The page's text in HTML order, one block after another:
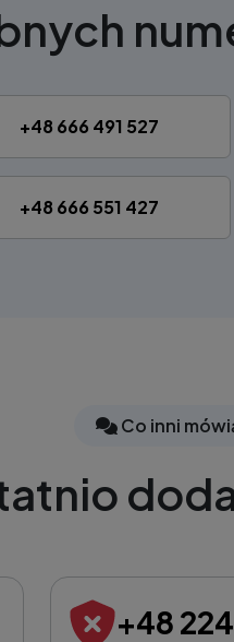
+48 666 491 527
+48 666 551 427
Co inni
+48